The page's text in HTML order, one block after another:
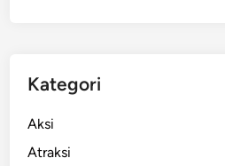
Kategori
Aksi
Atraksi